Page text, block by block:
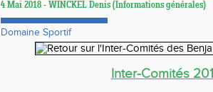
4 Mai 2018 - WINCKEL Denis (Informations générales)
Domaine Sportif
Inter-Comités